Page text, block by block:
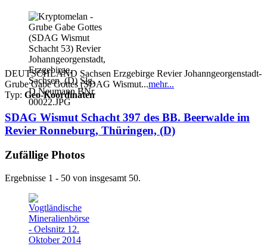
DEUTSCHLAND Sachsen Erzgebirge Revier Johanngeorgenstadt-
Grube Gabe Gottes (SDAG Wismut...mehr...
Typ: Geo-Koordinaten
SDAG Wismut Schacht 397 des BB. Beerwalde im
Revier Ronneburg, Thüringen, (D)
Zufällige Photos
Ergebnisse 1 - 50 von insgesamt 50.